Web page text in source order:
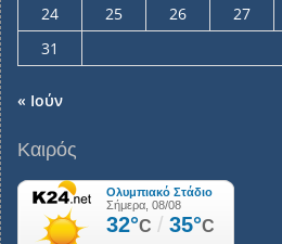
24
25 26 27
31
« Ιούν
Καιρός